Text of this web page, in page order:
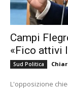
Campi
«Fico attivi
Sud Politica
L'opposizione